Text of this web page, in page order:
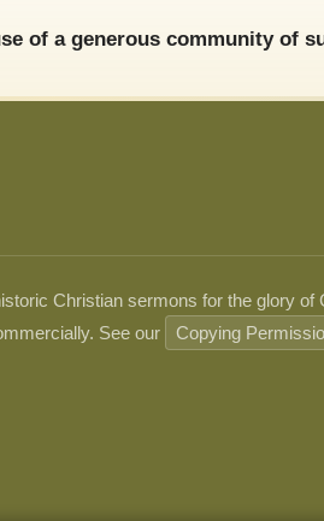
of a generous community of
Christian sermons for the glory
See our
Copying